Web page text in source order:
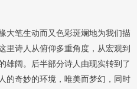
大笔生动而又色彩斑斓地为我们描
里诗人从俯仰多重角度，从宏观到
雄阔。后半部分诗人由现实转到了
的奇妙的环境，唯美而梦幻，同时